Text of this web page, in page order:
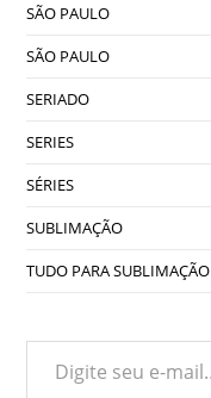
SÃO PAULO
SÃO PAULO
SERIADO
SERIES
SÉRIES
SUBLIMAÇÃO
TUDO PARA SUBLIMAÇÃO
Digite seu e-mail…